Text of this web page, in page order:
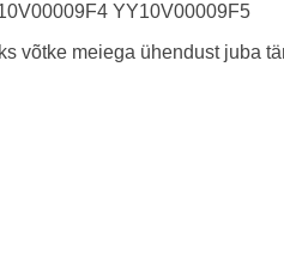
YY10V00009F5
võtke meiega ühendust juba